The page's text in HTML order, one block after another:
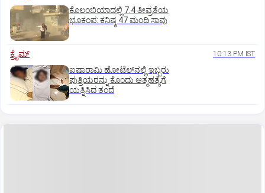
ಕೊಲಂಬಿಯಾದಲ್ಲಿ 7.4 ತೀವ್ರತೆಯ
ಭೂಕಂಪ: ಕನಿಷ್ಠ 47 ಮಂದಿ ಸಾವು
ಕ್ರೈಮ್ 10:13 PM IST
ಐಷಾರಾಮಿ ಹೋಟೆಲ್‌ನಲ್ಲಿ ಇಬ್ಬರು
ಪುತ್ರಿಯರನ್ನು ಕೊಂದು ಆತ್ಮಹತ್ಯೆಗೆ
ಯತ್ನಿಸಿದ ತಂದೆ